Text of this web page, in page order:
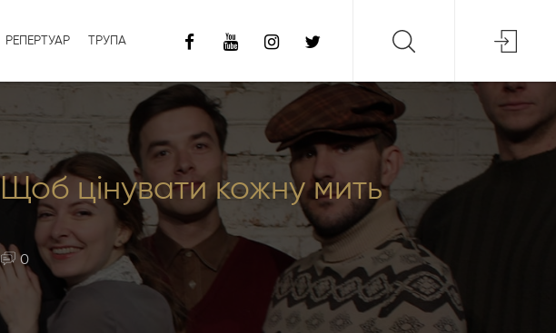
РЕПЕРТУАР ТРУПА
цінувати кожну мить
0